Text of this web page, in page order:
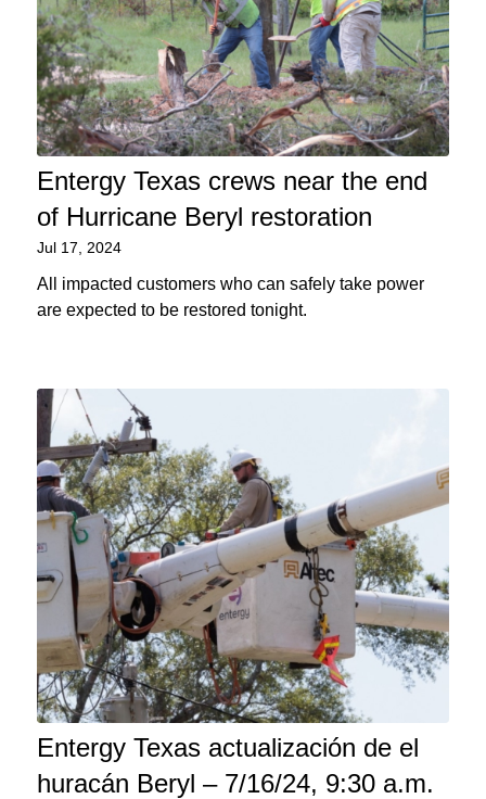
Entergy Texas crews near the end
of Hurricane Beryl restoration
Jul 17, 2024
All impacted customers who can safely take power
are expected to be restored tonight.
Entergy Texas actualización de el
huracán Beryl – 7/16/24, 9:30 a.m.